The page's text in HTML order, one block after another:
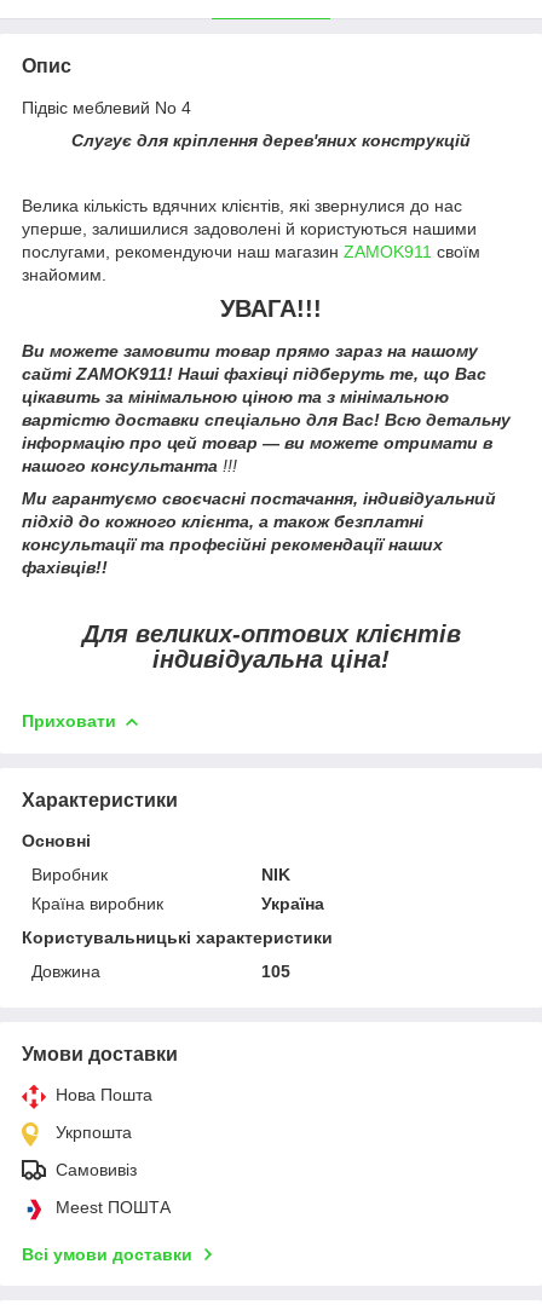
Опис
Підвіс меблевий No 4
Слугує для кріплення дерев'яних конструкцій
Велика кількість вдячних клієнтів, які звернулися до нас
уперше, залишилися задоволені й користуються нашими
послугами, рекомендуючи наш магазин ZAMOK911 своїм
знайомим.
УВАГА!!!
Ви можете замовити товар прямо зараз на нашому
сайті ZAMOK911! Наші фахівці підберуть те, що Вас
цікавить за мінімальною ціною та з мінімальною
вартістю доставки спеціально для Вас! Всю детальну
інформацію про цей товар — ви можете отримати в
нашого консультанта !!!
Ми гарантуємо своєчасні постачання, індивідуальний
підхід до кожного клієнта, а також безплатні
консультації та професійні рекомендації наших
фахівців!!
Для великих-оптових клієнтів
індивідуальна ціна!
Приховати
Характеристики
Основні
Виробник
NIK
Країна виробник
Україна
Користувальницькі характеристики
Довжина
105
Умови доставки
Нова Пошта
Укрпошта
Самовивіз
Meest ПОШТА
Всі умови доставки